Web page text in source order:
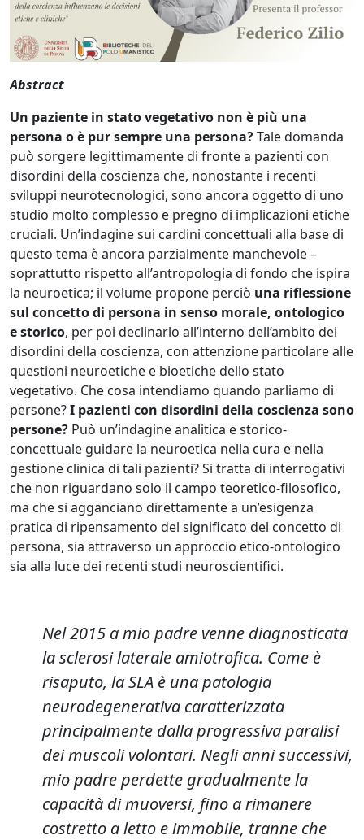
d'autore"
discuteremo
con
professor
Federico
Zilio
della
sua
ultima
opera
Abstract
Un paziente in stato vegetativo non è più una
persona o è pur sempre una persona?Tale domanda
può sorgere legittimamente di fronte a pazienti con
disordini della coscienza che, nonostante i recenti
sviluppi neurotecnologici, sono ancora oggetto di uno
studio molto complesso e pregno di implicazioni etiche
cruciali. Un’indagine sui cardini concettuali alla base di
questo tema è ancora parzialmente manchevole –
soprattutto rispetto all’antropologia di fondo che ispira
la neuroetica; il volume propone perciò una riflessione
sul concetto di persona in senso morale, ontologico
e storico, per poi declinarlo all’interno dell’ambito dei
disordini della coscienza, con attenzione particolare alle
questioni neuroetiche e bioetiche dello stato
vegetativo. Che cosa intendiamo quando parliamo di
persone?I pazienti con disordini della coscienza sono
persone? Può un’indagine analitica e storico-
concettuale guidare la neuroetica nella cura e nella
gestione clinica di tali pazienti? Si tratta di interrogativi
che non riguardano solo il campo teoretico-filosofico,
ma che si agganciano direttamente a un’esigenza
pratica di ripensamento del significato del concetto di
persona, sia attraverso un approccio etico-ontologico
sia alla luce dei recenti studi neuroscientifici.
Nel 2015 a mio padre venne diagnosticata
la sclerosi laterale amiotrofica. Come è
risaputo, la SLA è una patologia
neurodegenerativa caratterizzata
principalmente dalla progressiva paralisi
dei muscoli volontari. Negli anni successivi,
mio padre perdette gradualmente la
capacità di muoversi, fino a rimanere
costretto a letto e immobile, tranne che